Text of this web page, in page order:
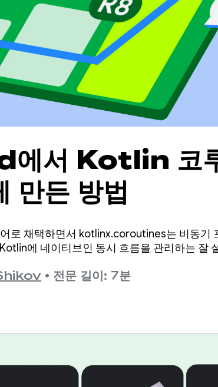
서 Kotlin 코
만든 방법
로 채택하면서 kotlinx.coroutines는 비동기
에 네이티브인 동시 흐름을 관리하는 잘
• 전문 길이: 7분